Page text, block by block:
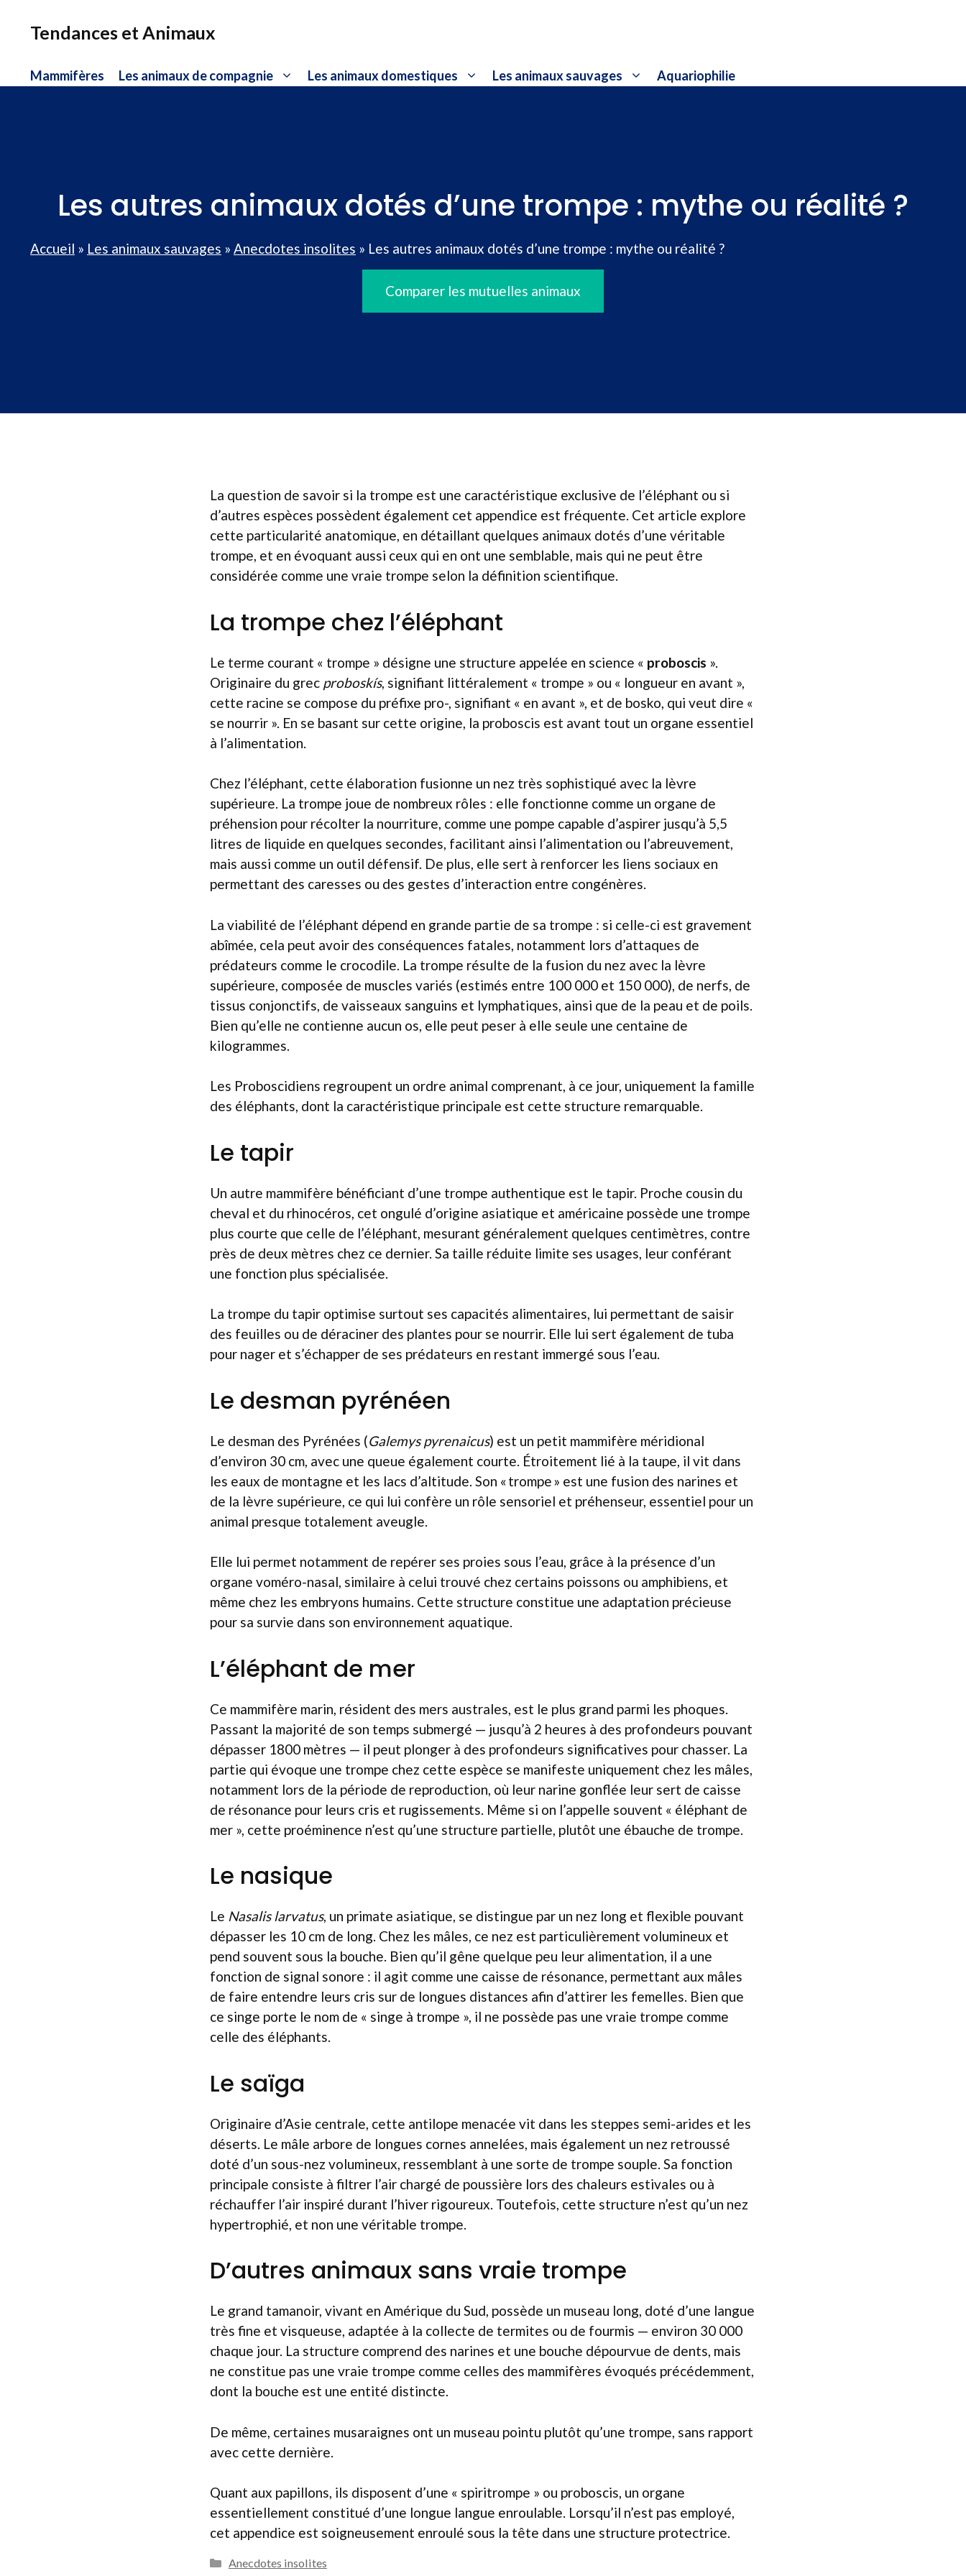
Tendances et Animaux
Mammifères Les animaux de compagnie Les animaux domestiques Les animaux sauvages Aquariophilie
Les autres animaux dotés d’une trompe : mythe ou réalité ?
Accueil » Les animaux sauvages » Anecdotes insolites » Les autres animaux dotés d’une trompe : mythe ou réalité ?
Comparer les mutuelles animaux
La question de savoir si la trompe est une caractéristique exclusive de l’éléphant ou si
d’autres espèces possèdent également cet appendice est fréquente. Cet article explore
cette particularité anatomique, en détaillant quelques animaux dotés d’une véritable
trompe, et en évoquant aussi ceux qui en ont une semblable, mais qui ne peut être
considérée comme une vraie trompe selon la définition scientifique.
La trompe chez l’éléphant
Le terme courant « trompe » désigne une structure appelée en science « proboscis ».
Originaire du grec proboskís, signifiant littéralement « trompe » ou « longueur en avant »,
cette racine se compose du préfixe pro-, signifiant « en avant », et de bosko, qui veut dire «
se nourrir ». En se basant sur cette origine, la proboscis est avant tout un organe essentiel
à l’alimentation.
Chez l’éléphant, cette élaboration fusionne un nez très sophistiqué avec la lèvre
supérieure. La trompe joue de nombreux rôles : elle fonctionne comme un organe de
préhension pour récolter la nourriture, comme une pompe capable d’aspirer jusqu’à 5,5
litres de liquide en quelques secondes, facilitant ainsi l’alimentation ou l’abreuvement,
mais aussi comme un outil défensif. De plus, elle sert à renforcer les liens sociaux en
permettant des caresses ou des gestes d’interaction entre congénères.
La viabilité de l’éléphant dépend en grande partie de sa trompe : si celle-ci est gravement
abîmée, cela peut avoir des conséquences fatales, notamment lors d’attaques de
prédateurs comme le crocodile. La trompe résulte de la fusion du nez avec la lèvre
supérieure, composée de muscles variés (estimés entre 100 000 et 150 000), de nerfs, de
tissus conjonctifs, de vaisseaux sanguins et lymphatiques, ainsi que de la peau et de poils.
Bien qu’elle ne contienne aucun os, elle peut peser à elle seule une centaine de
kilogrammes.
Les Proboscidiens regroupent un ordre animal comprenant, à ce jour, uniquement la famille
des éléphants, dont la caractéristique principale est cette structure remarquable.
Le tapir
Un autre mammifère bénéficiant d’une trompe authentique est le tapir. Proche cousin du
cheval et du rhinocéros, cet ongulé d’origine asiatique et américaine possède une trompe
plus courte que celle de l’éléphant, mesurant généralement quelques centimètres, contre
près de deux mètres chez ce dernier. Sa taille réduite limite ses usages, leur conférant
une fonction plus spécialisée.
La trompe du tapir optimise surtout ses capacités alimentaires, lui permettant de saisir
des feuilles ou de déraciner des plantes pour se nourrir. Elle lui sert également de tuba
pour nager et s’échapper de ses prédateurs en restant immergé sous l’eau.
Le desman pyrénéen
Le desman des Pyrénées (Galemys pyrenaicus) est un petit mammifère méridional
d’environ 30 cm, avec une queue également courte. Étroitement lié à la taupe, il vit dans
les eaux de montagne et les lacs d’altitude. Son « trompe » est une fusion des narines et
de la lèvre supérieure, ce qui lui confère un rôle sensoriel et préhenseur, essentiel pour un
animal presque totalement aveugle.
Elle lui permet notamment de repérer ses proies sous l’eau, grâce à la présence d’un
organe voméro-nasal, similaire à celui trouvé chez certains poissons ou amphibiens, et
même chez les embryons humains. Cette structure constitue une adaptation précieuse
pour sa survie dans son environnement aquatique.
L’éléphant de mer
Ce mammifère marin, résident des mers australes, est le plus grand parmi les phoques.
Passant la majorité de son temps submergé — jusqu’à 2 heures à des profondeurs pouvant
dépasser 1800 mètres — il peut plonger à des profondeurs significatives pour chasser. La
partie qui évoque une trompe chez cette espèce se manifeste uniquement chez les mâles,
notamment lors de la période de reproduction, où leur narine gonflée leur sert de caisse
de résonance pour leurs cris et rugissements. Même si on l’appelle souvent « éléphant de
mer », cette proéminence n’est qu’une structure partielle, plutôt une ébauche de trompe.
Le nasique
Le Nasalis larvatus, un primate asiatique, se distingue par un nez long et flexible pouvant
dépasser les 10 cm de long. Chez les mâles, ce nez est particulièrement volumineux et
pend souvent sous la bouche. Bien qu’il gêne quelque peu leur alimentation, il a une
fonction de signal sonore : il agit comme une caisse de résonance, permettant aux mâles
de faire entendre leurs cris sur de longues distances afin d’attirer les femelles. Bien que
ce singe porte le nom de « singe à trompe », il ne possède pas une vraie trompe comme
celle des éléphants.
Le saïga
Originaire d’Asie centrale, cette antilope menacée vit dans les steppes semi-arides et les
déserts. Le mâle arbore de longues cornes annelées, mais également un nez retroussé
doté d’un sous-nez volumineux, ressemblant à une sorte de trompe souple. Sa fonction
principale consiste à filtrer l’air chargé de poussière lors des chaleurs estivales ou à
réchauffer l’air inspiré durant l’hiver rigoureux. Toutefois, cette structure n’est qu’un nez
hypertrophié, et non une véritable trompe.
D’autres animaux sans vraie trompe
Le grand tamanoir, vivant en Amérique du Sud, possède un museau long, doté d’une langue
très fine et visqueuse, adaptée à la collecte de termites ou de fourmis — environ 30 000
chaque jour. La structure comprend des narines et une bouche dépourvue de dents, mais
ne constitue pas une vraie trompe comme celles des mammifères évoqués précédemment,
dont la bouche est une entité distincte.
De même, certaines musaraignes ont un museau pointu plutôt qu’une trompe, sans rapport
avec cette dernière.
Quant aux papillons, ils disposent d’une « spiritrompe » ou proboscis, un organe
essentiellement constitué d’une longue langue enroulable. Lorsqu’il n’est pas employé,
cet appendice est soigneusement enroulé sous la tête dans une structure protectrice.
Catégories
Anecdotes insolites